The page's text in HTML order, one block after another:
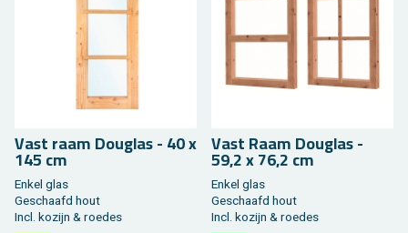
Vast raam Dou­g­las - 40 x
145 cm
Enkel glas
Ge­schaafd hout
Incl. ko­zijn & roe­des
Vast Raam Dou­g­las -
59,2 x 76,2 cm
Enkel glas
Ge­schaafd hout
Incl. ko­zijn & roe­des